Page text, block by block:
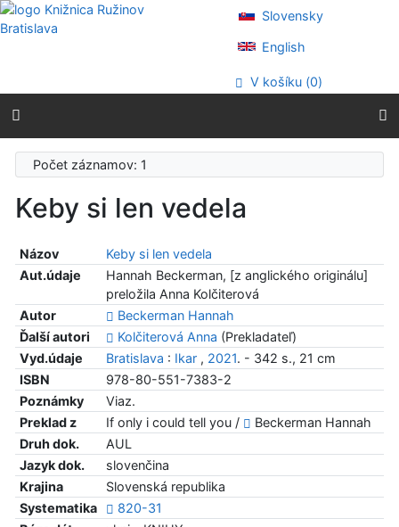
Prejsť na obsah
Prejsť na menu
Prehlásenie o webovej prístupnosti
Slovensky
English
V košíku (0)
Počet záznamov: 1
Keby si len vedela
Názov
Keby si len vedela
Aut.údaje
Hannah Beckerman, [z anglického originálu]
preložila Anna Kolčiterová
Autor
Beckerman Hannah
Ďalší autori
Kolčiterová Anna (Prekladateľ)
Vyd.údaje
Bratislava : Ikar, 2021. - 342 s., 21 cm
ISBN
978-80-551-7383-2
Poznámky
Viaz.
Preklad z
If only i could tell you /
Beckerman Hannah
Druh dok.
AUL
Jazyk dok.
slovenčina
Krajina
Slovenská republika
Systematika
820-31